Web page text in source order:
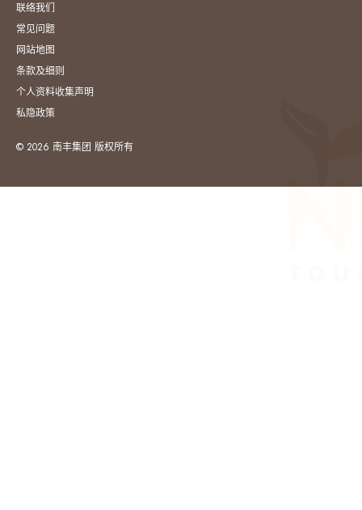
联络我们
常见问题
网站地图
条款及细则
个人资料收集声明
私隐政策
© 2026 南丰集团 版权所有